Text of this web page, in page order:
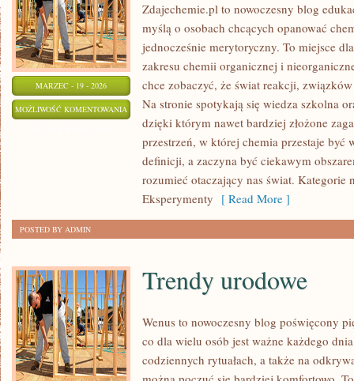
MARZEC - 19 - 2026
MOŻLIWOŚĆ KOMENTOWANIA INNE
WPISY
Zdajechemie.pl to nowoczesny blog
myślą o osobach chcących opanować
jednocześnie merytoryczny. To miejsce
zakresu chemii organicznej i
chce zobaczyć, że świat reakcji,
Na stronie spotykają się wiedza szkolna
dzięki którym nawet bardziej złożone
przestrzeń, w której chemia przestaje być
definicji, a zaczyna być ciekawym
rozumieć otaczający nas świat. Kategorie
Eksperymenty [ Read More ]
POSTED BY ADMIN
Trendy urodowe
Wenus to nowoczesny blog poświęcony
co dla wielu osób jest ważne każdego
codziennych rytuałach, a także na